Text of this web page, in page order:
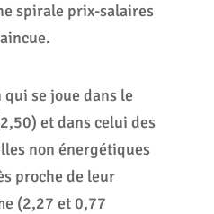
spirale prix-salaires
se joue dans le
et dans celui des
non énergétiques
proche de leur
(2,27 et 0,77